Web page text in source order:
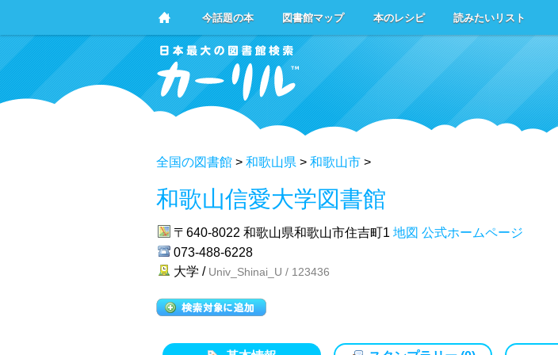
今話題の本 図書館マップ 本のレシピ 読みたいリスト
全国の図書館 > 和歌山県 > 和歌山市 >
和歌山信愛大学図書館
〒640-8022 和歌山県和歌山市住吉町1 地図 公式ホームページ
073-488-6228
大学 / Univ_Shinai_U / 123436